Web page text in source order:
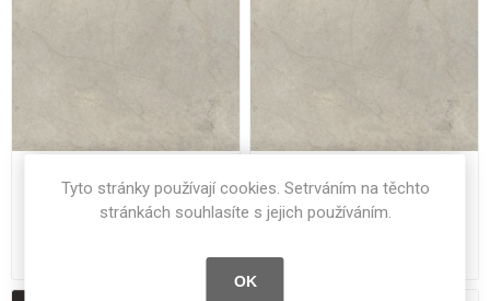
Kompaktní deska HS 6241
MN 4200 x 1300 x 12 mm
Arcosa jádro béžové
31 528 Kč bez DPH
Kompaktní deska HS 6241
MN 4200 x 650x 12 mm
Arcosa jádro béžové
16 264 Kč bez DPH
Tyto stránky používají cookies. Setrváním na těchto
stránkách souhlasíte s jejich používáním.
OK